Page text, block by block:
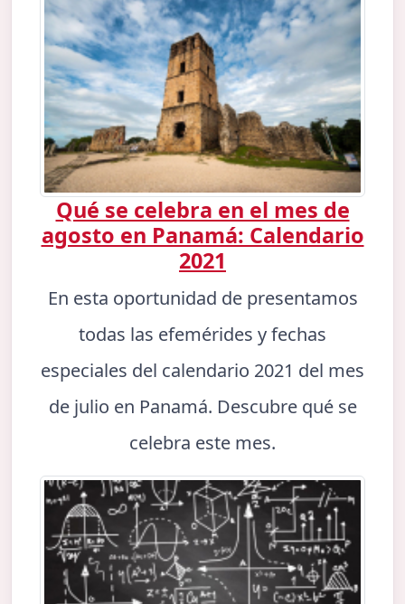
Qué se celebra en el mes de
agosto en Panamá: Calendario
2021
En esta oportunidad de presentamos
todas las efemérides y fechas
especiales del calendario 2021 del mes
de julio en Panamá. Descubre qué se
celebra este mes.